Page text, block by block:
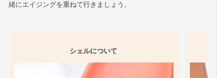
緒にエイジングを重ねて行きましょう。
シェルについて